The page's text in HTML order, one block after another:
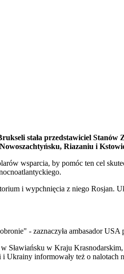
stała przedstawiciel
Riazaniu i
wsparcia, by pomóc ten cel
i wypchnięcia z niego Rosjan.
- zaznaczyła ambasador
Sławiańsku w Kraju
informowały też o nalotach